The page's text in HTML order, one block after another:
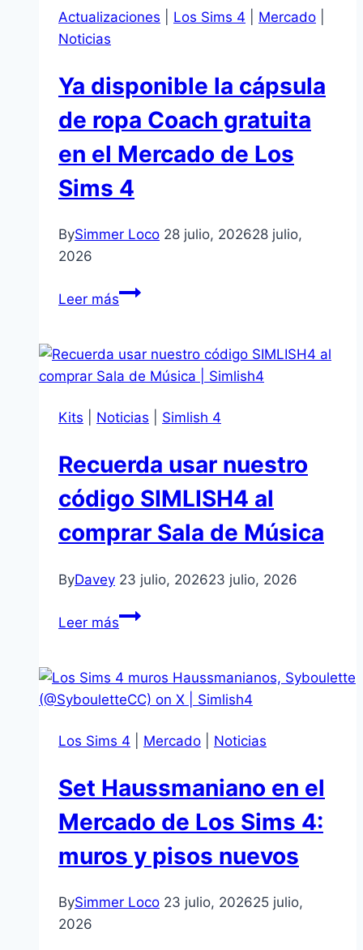
gratuitos
en
Mercado
de
Sims
Actualizaciones Los Sims 4 Mercado
Noticias
Ya disponible la cápsula
de ropa Coach gratuita
en el Mercado de Los
Sims 4
BySimmer Loco 28 julio, 202628 julio,
2026
Leer másYa
cápsula
de
Coach
en
Mercado
de
Sims
Kits Noticias Simlish 4
Recuerda usar nuestro
código SIMLISH4 al
comprar Sala de Música
ByDavey 23 julio, 202623 julio, 2026
Leer másRecuerda
código
SIMLISH4
comprar
de
Música
Los Sims 4 Mercado Noticias
Set Haussmaniano en el
Mercado de Los Sims 4:
muros y pisos nuevos
BySimmer Loco 23 julio, 202625 julio,
2026